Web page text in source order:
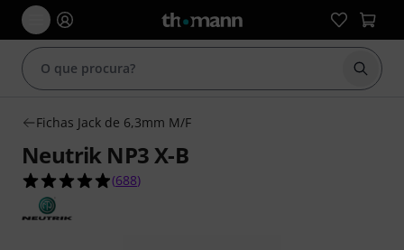
Iniciar
Fichas Jack de 6,3mm M/F
Neutrik NP3 X-B
4.9 de 5 estrelas de 688 avaliações de clientes
(688)